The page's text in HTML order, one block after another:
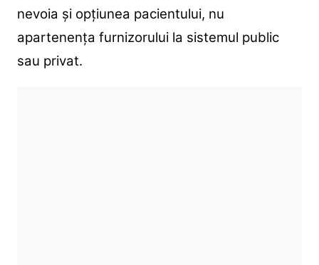
nevoia și opțiunea pacientului, nu
apartenența furnizorului la sistemul public
sau privat.